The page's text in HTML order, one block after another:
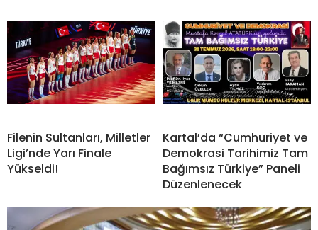
Filenin Sultanları, Milletler
Ligi’nde Yarı Finale
Yükseldi!
Kartal’da “Cumhuriyet ve
Demokrasi Tarihimiz Tam
Bağımsız Türkiye” Paneli
Düzenlenecek